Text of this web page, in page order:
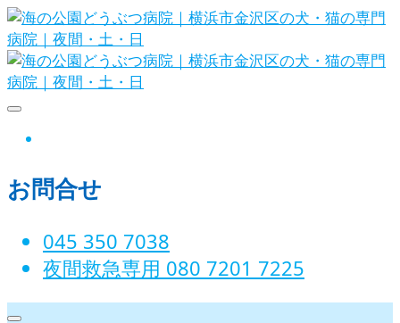
Skip
to
content
日
お問合せ
045 350 7038‬
夜間救急専用 080 7201 7225‬